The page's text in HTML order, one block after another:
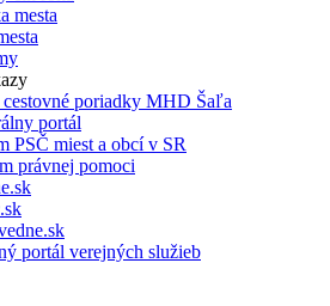
mesta
poriadky MHD Šaľa
portál
PSČ miest a obcí v SR
právnej pomoci
portál verejných služieb